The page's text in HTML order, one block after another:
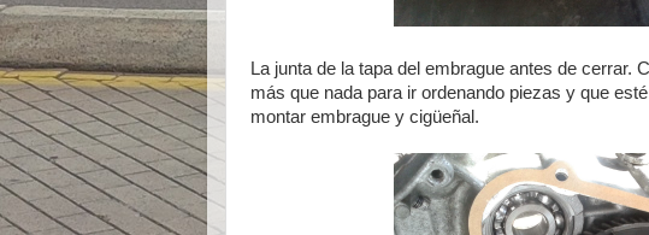
La junta de la tapa del embrague antes de cerrar.
más que nada para ir ordenando piezas y que
montar embrague y cigüeñal.